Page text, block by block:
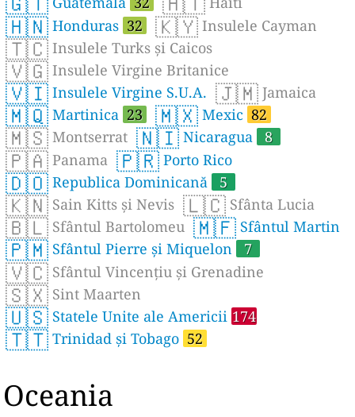
🇭🇳 Honduras 32 🇰🇾 Insulele Cayman
🇹🇨 Insulele Turks și Caicos
🇻🇬 Insulele Virgine Britanice
🇻🇮 Insulele Virgine S.U.A. 🇯🇲 Jamaica
🇲🇶 Martinica 23 🇲🇽 Mexic 82
🇲🇸 Montserrat 🇳🇮 Nicaragua 8
🇵🇦 Panama 🇵🇷 Porto Rico
🇩🇴 Republica Dominicană 5
🇰🇳 Sain Kitts și Nevis 🇱🇨 Sfânta Lucia
🇧🇱 Sfântul Bartolomeu 🇲🇫 Sfântul Martin
🇵🇲 Sfântul Pierre și Miquelon 7
🇻🇨 Sfântul Vincențiu și Grenadine
🇸🇽 Sint Maarten
🇺🇸 Statele Unite ale Americii 174
🇹🇹 Trinidad și Tobago 52
Oceania